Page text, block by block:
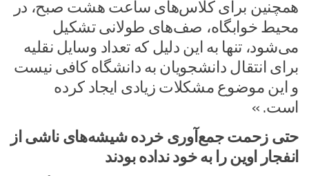
همچنین برای کلاس‌های ساعت هشت صبح، در
محیط خوابگاه، صف‌های طولانی تشکیل
می‌شود، تنها به این دلیل که تعداد وسایل نقلیه
برای انتقال دانشجویان به دانشگاه کافی نیست
و این موضوع مشکلات زیادی ایجاد کرده
است. »
حتی زحمت جمع‌آوری خرده شیشه‌های ناشی از
انفجار اوین را به خود نداده بودند